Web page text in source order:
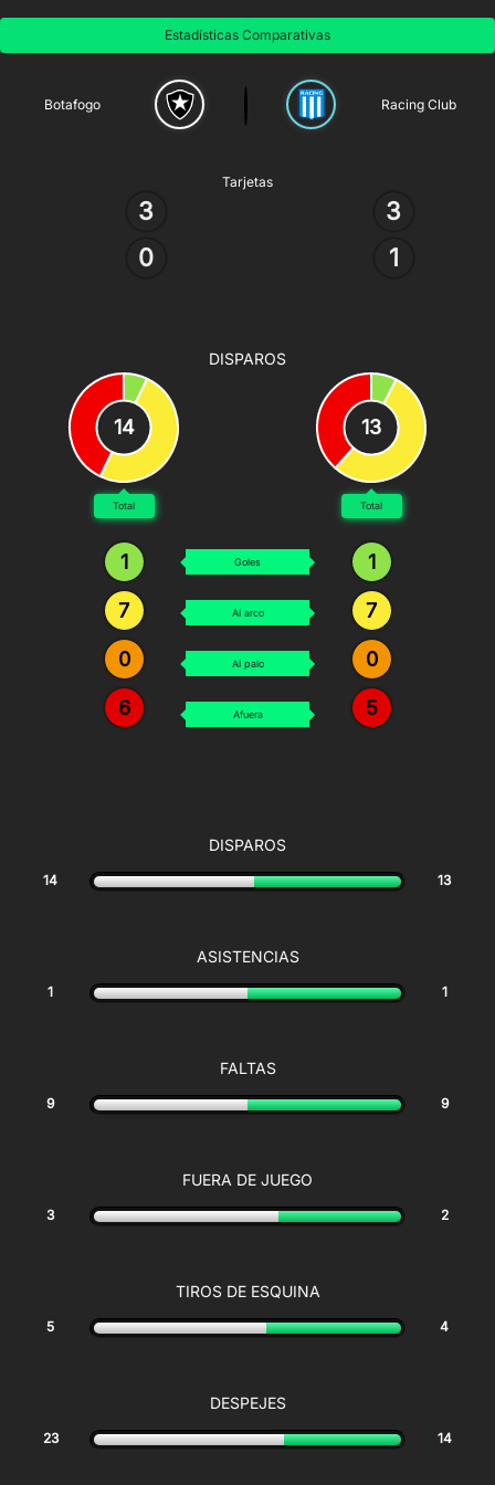
Estadísticas Comparativas
Botafogo Racing Club
Tarjetas
3
0
3
1
DISPAROS
14
Total
1
7
0
6
13
Total
1
7
0
5
Goles
Al arco
Al palo
Afuera
DISPAROS
14 13
ASISTENCIAS
1 1
FALTAS
9 9
FUERA DE JUEGO
3 2
TIROS DE ESQUINA
5 4
DESPEJES
23 14